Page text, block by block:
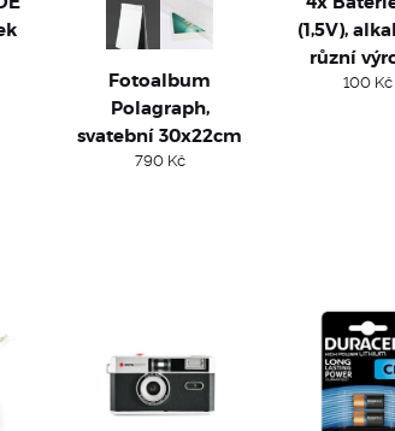
Fotoalbum
Polagraph,
svatební 30x22cm
790 Kč
(1,5V),
různí
100 Kč